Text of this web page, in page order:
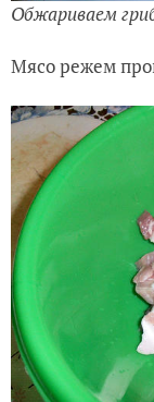
Обжариваем
Мясо режем